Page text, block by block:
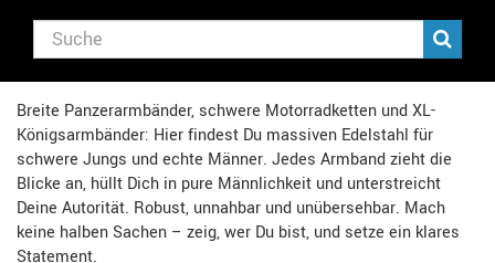
Breite Panzerarmbänder, schwere Motorradketten und XL-
Königsarmbänder: Hier findest Du massiven Edelstahl für
schwere Jungs und echte Männer. Jedes Armband zieht die
Blicke an, hüllt Dich in pure Männlichkeit und unterstreicht
Deine Autorität. Robust, unnahbar und unübersehbar. Mach
keine halben Sachen – zeig, wer Du bist, und setze ein klares
Statement.